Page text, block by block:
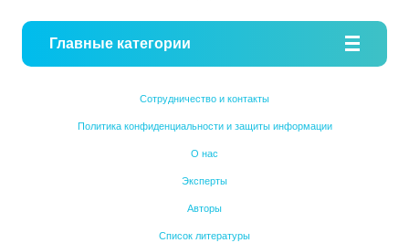
Главные категории
Сотрудничество и контакты
Политика конфиденциальности и защиты информации
О нас
Эксперты
Авторы
Список литературы